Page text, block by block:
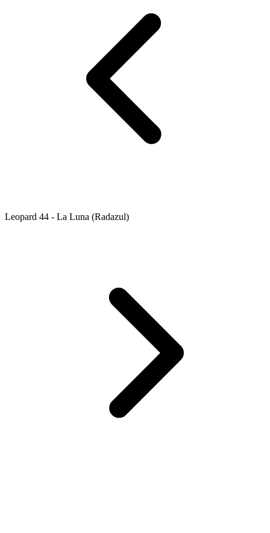
Leopard 44 - La Luna (Radazul)